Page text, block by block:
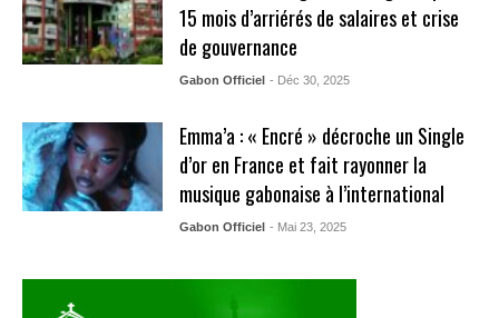
15 mois d’arriérés de salaires et crise
de gouvernance
Gabon Officiel - Déc 30, 2025
Emma’a : « Encré » décroche un Single
d’or en France et fait rayonner la
musique gabonaise à l’international
Gabon Officiel - Mai 23, 2025